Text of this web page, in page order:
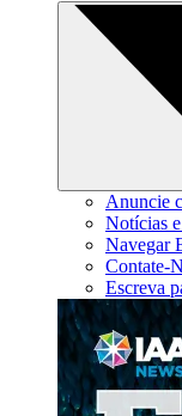
Anuncie
Notícias
Navegar
Contate-
Escreva